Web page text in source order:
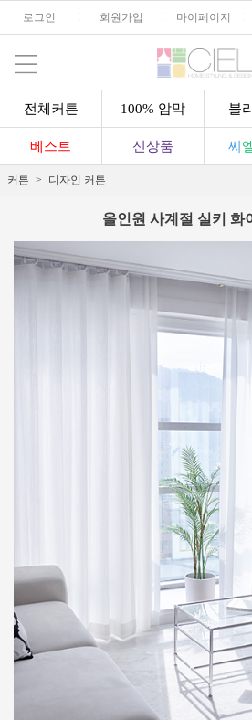
로그인 회원가입 마이페이지
전체커튼 100% 암막 블
베스트 신상품 씨
커튼 디자인 커튼
올인원 사계절 실키 화